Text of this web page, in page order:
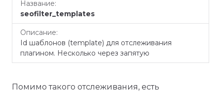
seofilter_templates
Id шаблонов (template) для отслеживания
плагином. Несколько через запятую
Помимо такого отслеживания, есть